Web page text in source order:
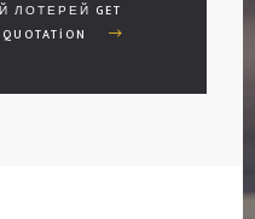
ЛОТЕРЕЙ GET
QUOTATION